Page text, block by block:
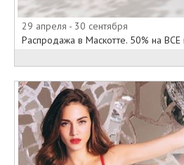
29 апреля - 30 сентября
Распродажа в Маскотте. 50% на